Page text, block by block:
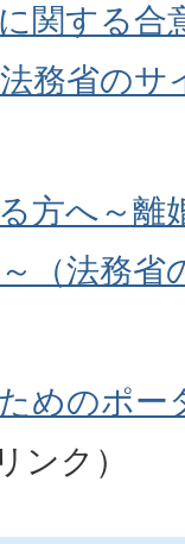
関する
務省のサ
方へ～離
（法務省
めのポー
ンク）